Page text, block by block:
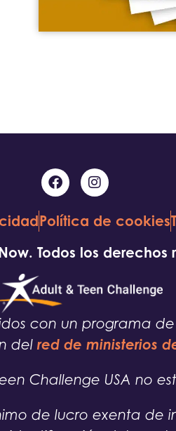
Política de cookies
Todos los derechos
con un programa
del red de ministerios
Challenge USA no
de lucro exenta de